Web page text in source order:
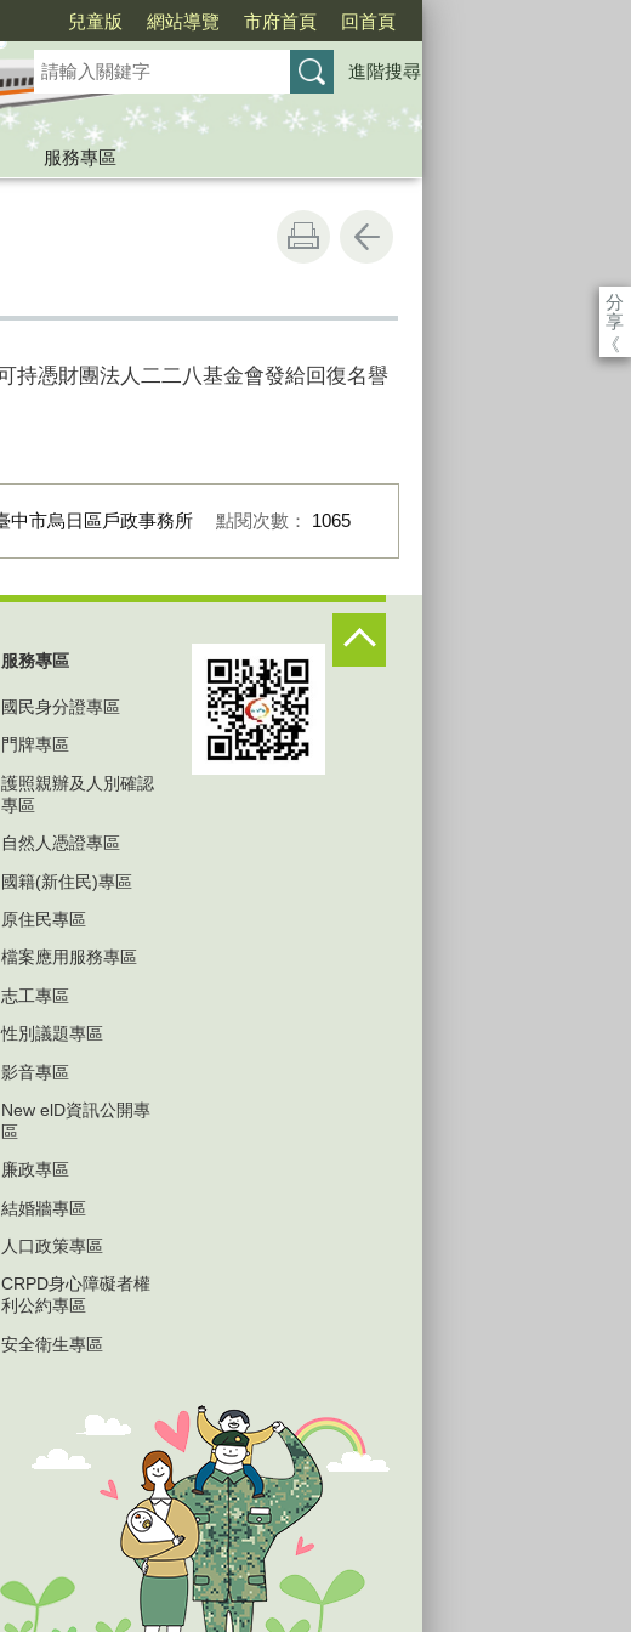
兒童版 網站導覽 市府首頁 回首頁
進階搜尋
服務專區
分
享
《
持憑財團法人二二八基金會發給回復名譽
中市烏日區戶政事務所 點閱次數： 1065
服務專區
國民身分證專區
門牌專區
護照親辦及人別確認
專區
自然人憑證專區
國籍(新住民)專區
原住民專區
檔案應用服務專區
志工專區
性別議題專區
影音專區
New elD資訊公開專
區
廉政專區
結婚牆專區
人口政策專區
CRPD身心障礙者權
利公約專區
安全衛生專區